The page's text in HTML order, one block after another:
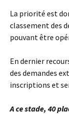
La priorité est
classement des
pouvant être
En dernier
des demandes
inscriptions et
A ce stade, 40